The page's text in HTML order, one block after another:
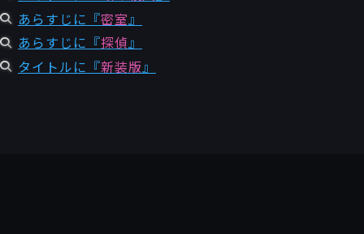
あらすじに『密室 』
あらすじに『探偵』
タイトルに『新装版』